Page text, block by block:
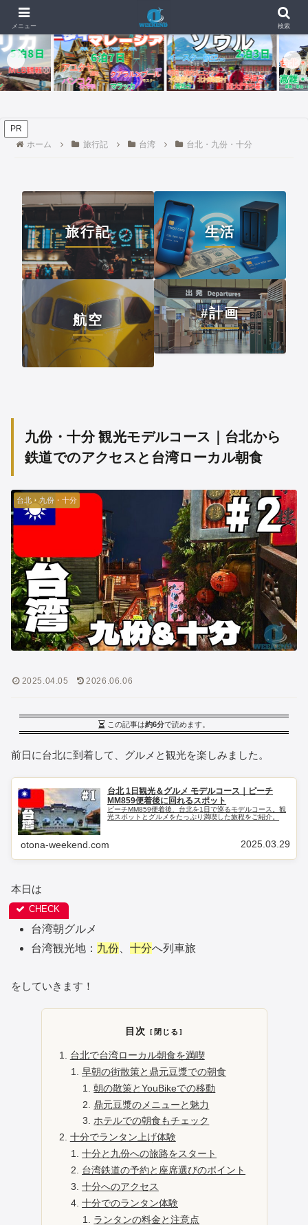
📰 新着記事
最終日】イパオビーチでモンスターバーガー、チャモロプレートを食
PR
ホーム
旅行記 台湾 台北・九份・十分
旅行記 生活
航空 #計画
九份・十分 観光モデルコース｜台北から
鉄道でのアクセスと台湾ローカル朝食
台北・九份・十分
2025.04.05 2026.06.06
この記事は約6分で読めます。
前日に台北に到着して、グルメと観光を楽しみました。
台北 1日観光＆グルメ モデルコース｜ピーチ
MM859便着後に回れるスポット
ピーチMM859便着後、台北を1日で巡るモデルコース。観
光スポットとグルメをたっぷり満喫した旅程をご紹介。
otona-weekend.com 2025.03.29
本日は
台湾朝グルメ
台湾観光地： 九份 、十分へ列車旅
をしていきます！
目次
台北で台湾ローカル朝食を満喫
早朝の街散策と鼎元豆漿での朝食
朝の散策とYouBikeでの移動
鼎元豆漿のメニューと魅力
ホテルでの朝食もチェック
十分でランタン上げ体験
十分と九份への旅路をスタート
台湾鉄道の予約と座席選びのポイント
十分へのアクセス
十分でのランタン体験
ランタンの料金と注意点
メニュー 検索